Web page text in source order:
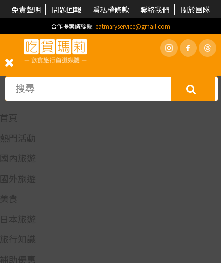
免責聲明 問題回報 隱私權條款 聯絡我們 關於團隊
合作提案請聯繫: eatmaryservice@gmail.com
首頁
熱門活動
國內旅遊
國外旅遊
美食
日本旅遊
旅行知識
補助優惠